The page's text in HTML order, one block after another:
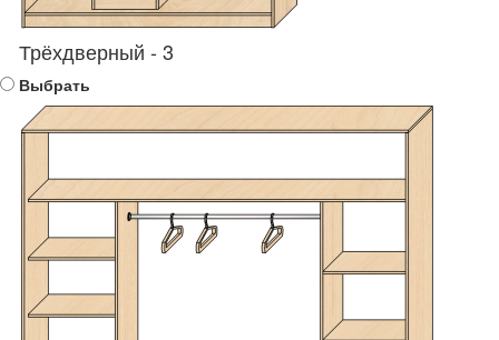
Трёхдверный - 3
Выбрать